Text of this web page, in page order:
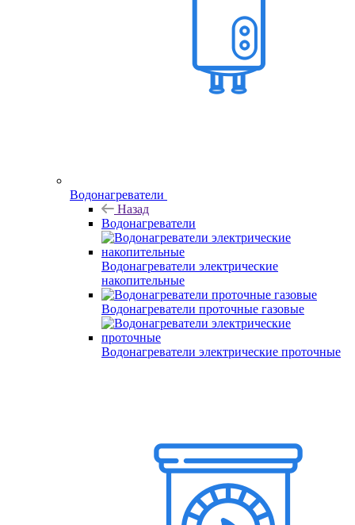
Водонагреватели
Назад
Водонагреватели
Водонагреватели электрические
накопительные
Водонагреватели проточные газовые
Водонагреватели электрические проточные